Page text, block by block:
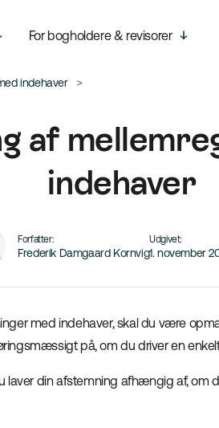
For bogholdere & revisorer
indehaver
af
indehaver
Forfatter:
Frederik Damgaard Kornvig
Udgivet:
1. november
med indehaver, skal du være
på, om du driver en
laver din afstemning afhængig af, om